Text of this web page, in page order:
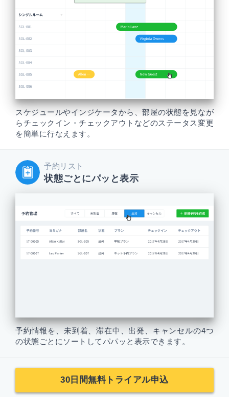
スケジュールやインジケータから、部屋の状態を見なが
らチェックイン・チェックアウトなどのステータス変更
を簡単に行なえます。
予約リスト
状態ごとにパッと表示
予約情報を、未到着、滞在中、出発、キャンセルの4つ
の状態ごとにソートしてパパッと表示できます。
30日間無料トライアル申込